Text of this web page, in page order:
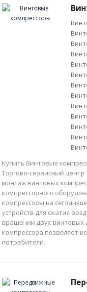
Купить Винтовые
Торгово-сервисный
монтаж винтовых
компрессорного
компрессоры на
устройств для сжатия
вращении двух винтовых
компрессора позволяет
потребители.